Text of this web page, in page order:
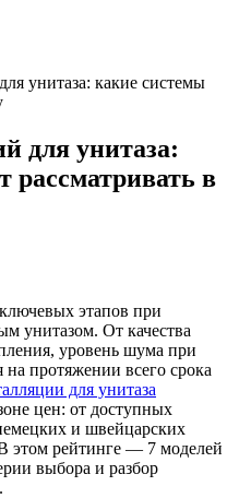
унитаза: какие системы
для унитаза:
рассматривать в
этапов при
унитазом. От качества
уровень шума при
протяжении всего срока
для унитаза
цен: от доступных
и швейцарских
этом рейтинге — 7 моделей
выбора и разбор